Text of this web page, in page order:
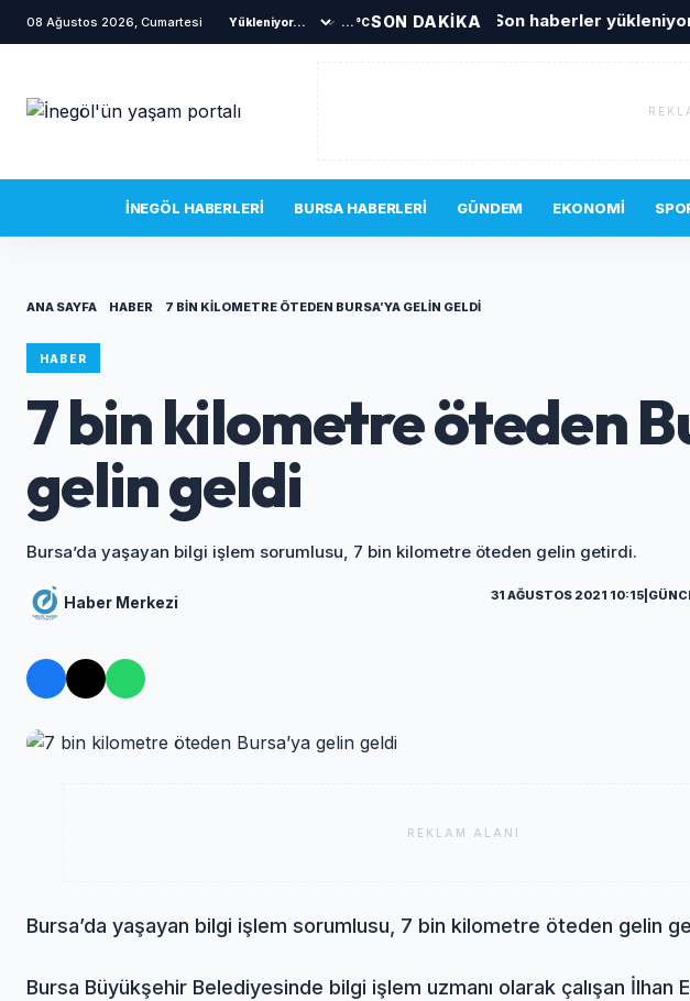
08 Ağustos 2026, Cumartesi ...°CSON DAKİKA Son haberler
İNEGÖL HABERLERI BURSA HABERLERI GÜNDEM EKONOMI
ANA SAYFA HABER 7 BIN KILOMETRE ÖTEDEN BURSA’YA GELIN GELDI
HABER
7 bin kilometre öteden
gelin geldi
Bursa’da yaşayan bilgi işlem sorumlusu, 7 bin kilometre öteden gelin getirdi.
Haber Merkezi 31 AĞUSTOS 2021 10:15|
REKLAM ALANI
Bursa’da yaşayan bilgi işlem sorumlusu, 7 bin kilometre öteden gelin
Bursa Büyükşehir Belediyesinde bilgi işlem uzmanı olarak çalışan İlhan